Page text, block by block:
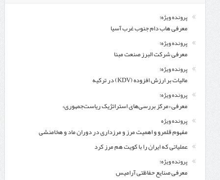
پرونده ویژه؛
معرفی هاب دام جنوب غرب آسیا
پرونده ویژه؛
معرفی شركت البرز صنعت مبنا
پرونده ویژه؛
مالیات بر ارزش افزوده (KDV) در ترکیه
پرونده ویژه؛
معرفی «مرکز بررسی‌های استراتژیک ریاست‌جمهوری»
پرونده ویژه
مفهوم قلمرو و اهمیت مرز و مرزداری در دوران ماد و هخامنشی
عملیاتی که ایران را با کویت هم مرز کرد
پرونده ویژه؛
معرفی صنایع حفاظتی آرامیس